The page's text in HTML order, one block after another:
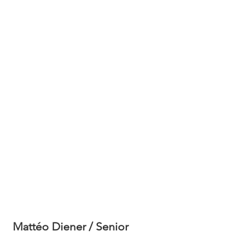
Mattéo Diener / Senior